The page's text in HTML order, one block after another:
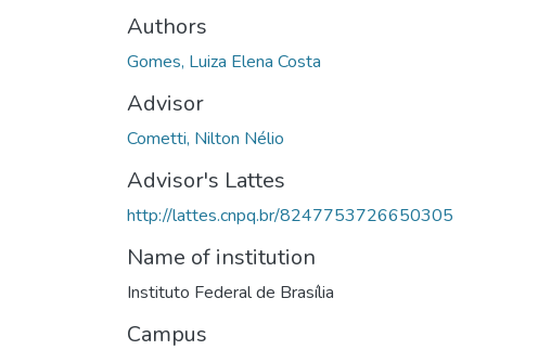
Authors
Gomes, Luiza Elena Costa
Advisor
Cometti, Nilton Nélio
Advisor's Lattes
http://lattes.cnpq.br/8247753726650305
Name of institution
Instituto Federal de Brasília
Campus